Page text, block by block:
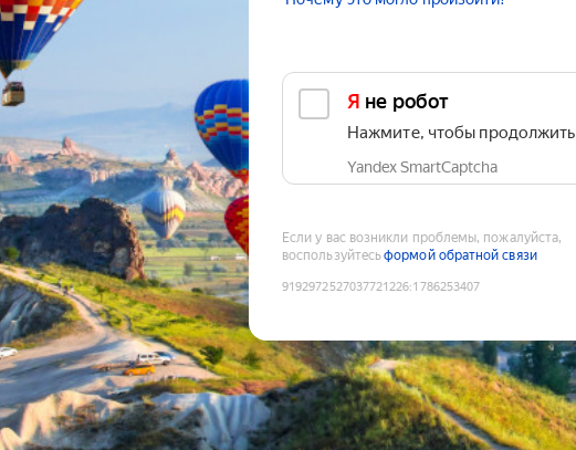
Я не робот
Нажмите, чтобы продолжить
Yandex SmartCaptcha
Если у вас возникли проблемы, пожалуйста,
воспользуйтесьформой обратной связи
9192972527037721226:1786253407